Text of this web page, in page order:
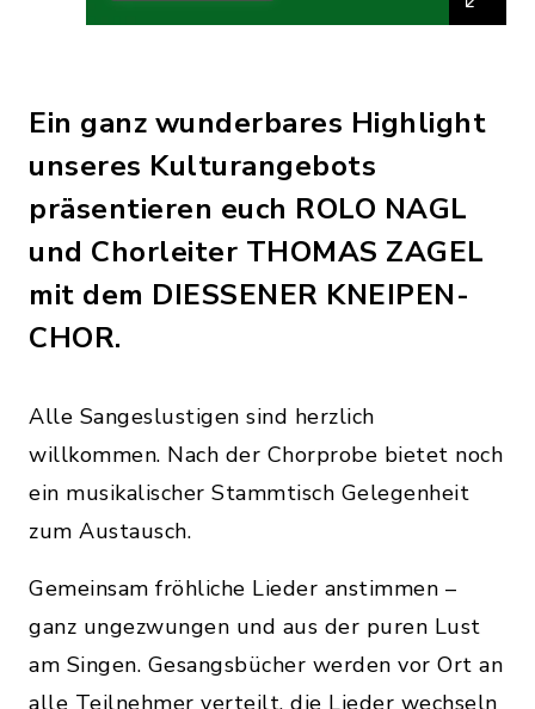
Ein ganz wunderbares Highlight
unseres Kulturangebots
präsentieren euch ROLO NAGL
und Chorleiter THOMAS ZAGEL
mit dem DIESSENER KNEIPEN-
CHOR.
Alle Sangeslustigen sind herzlich
willkommen. Nach der Chorprobe bietet noch
ein musikalischer Stammtisch Gelegenheit
zum Austausch.
Gemeinsam fröhliche Lieder anstimmen –
ganz ungezwungen und aus der puren Lust
am Singen. Gesangsbücher werden vor Ort an
alle Teilnehmer verteilt, die Lieder wechseln